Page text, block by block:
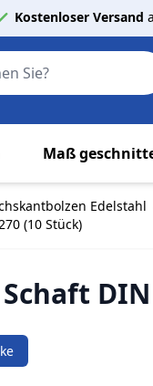
Kostenloser Versand
Maß
Edelstahl
(10 Stück)
DIN